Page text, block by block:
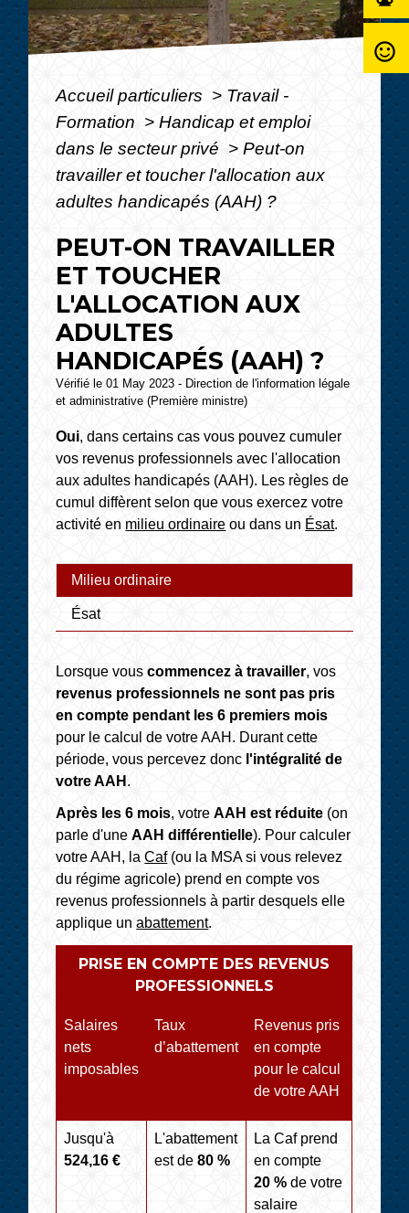
Accueil particuliers > Travail -
Formation > Handicap et emploi
dans le secteur privé > Peut-on
travailler et toucher l'allocation aux
adultes handicapés (AAH) ?
PEUT-ON TRAVAILLER
ET TOUCHER
L'ALLOCATION AUX
ADULTES
HANDICAPÉS (AAH) ?
Vérifié le 01 May 2023 - Direction de l'information légale
et administrative (Première ministre)
Oui, dans certains cas vous pouvez cumuler
vos revenus professionnels avec l'allocation
aux adultes handicapés (AAH). Les règles de
cumul diffèrent selon que vous exercez votre
activité en milieu ordinaire ou dans un Ésat.
Milieu ordinaire
Ésat
Lorsque vouscommencez à travailler, vos
revenus professionnels ne sont pas pris
en compte pendant les 6 premiers mois
pour le calcul de votre AAH. Durant cette
période, vous percevez donc l'intégralité de
votre AAH .
Après les 6 mois, votreAAH est réduite (on
parle d'uneAAH différentielle). Pour calculer
votre AAH, laCaf(ou la MSA si vous relevez
du régime agricole) prend en compte vos
revenus professionnels à partir desquels elle
applique unabattement.
PRISE EN COMPTE DES REVENUS
PROFESSIONNELS
Salaires
nets
imposables
Taux
d’abattement
Revenus pris
en compte
pour le calcul
de votre AAH
Jusqu'à
524,16 €
L'abattement
est de80 %
La Caf prend
en compte
20 % de votre
salaire
sentiment_satisfied_alt